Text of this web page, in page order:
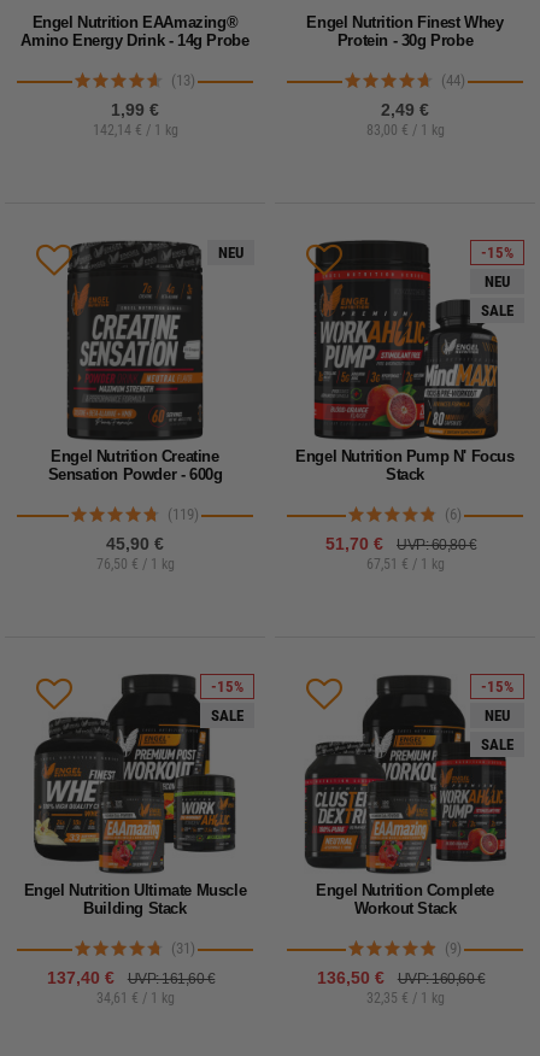
Engel Nutrition EAAmazing®
Amino Energy Drink - 14g Probe
(13)
1,99 €
142,14 € / 1 kg
Engel Nutrition Finest Whey
Protein - 30g Probe
(44)
2,49 €
83,00 € / 1 kg
NEU
Engel Nutrition Creatine
Sensation Powder - 600g
(119)
45,90 €
76,50 € / 1 kg
-15%
NEU
SALE
Engel Nutrition Pump N' Focus
Stack
(6)
51,70 €
UVP: 60,80 €
67,51 € / 1 kg
-15%
SALE
Engel Nutrition Ultimate Muscle
Building Stack
(31)
137,40 €
UVP: 161,60 €
34,61 € / 1 kg
-15%
NEU
SALE
Engel Nutrition Complete
Workout Stack
(9)
136,50 €
UVP: 160,60 €
32,35 € / 1 kg